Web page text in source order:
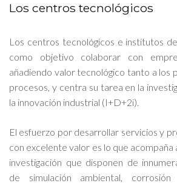
Los centros tecnológicos
Los centros tecnológicos e institutos
como objetivo colaborar con
añadiendo valor tecnológico tanto a los
procesos, y centra su tarea en la
la innovación industrial (I+D+2i).
El esfuerzo por desarrollar servicios y
con excelente valor es lo que
investigación que disponen de
de simulación ambiental,